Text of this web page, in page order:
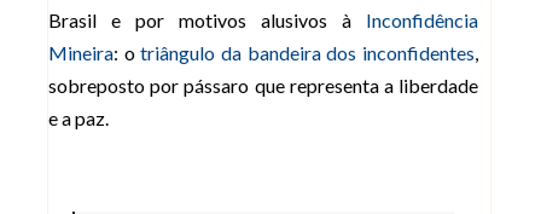
Brasil e por motivos alusivos à Inconfidência
Mineira: otriângulo da bandeira dos inconfidentes,
sobreposto por pássaro que representa a liberdade
e a paz.